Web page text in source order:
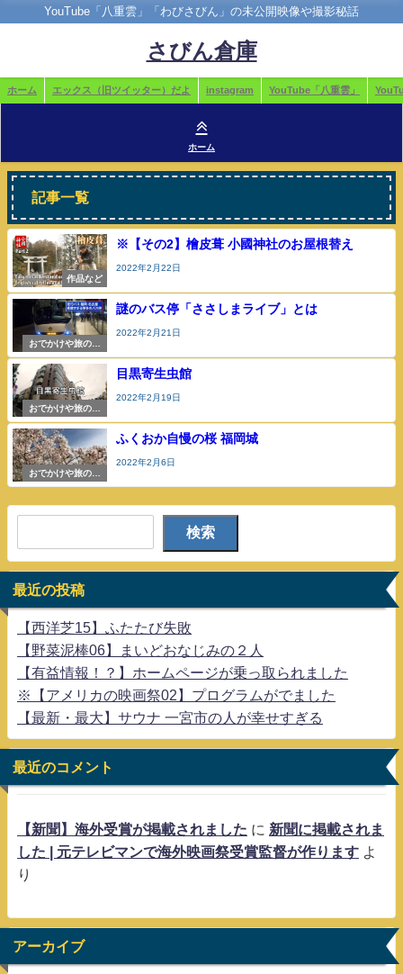
YouTube「八重雲」「わびさびん」の未公開映像や撮影秘話
さびん倉庫
ホーム エックス（旧ツイッター）だよ instagram YouTube「八重雲」
ホーム
記事一覧
作品など
※【その2】檜皮葺 小國神社のお屋根替え
2022年2月22日
おでかけや旅の参
考
謎のバス停「ささしまライブ」とは
2022年2月21日
おでかけや旅の参
考
目黒寄生虫館
2022年2月19日
おでかけや旅の参
考
ふくおか自慢の桜 福岡城
2022年2月6日
検索
最近の投稿
【西洋芝15】ふたたび失敗
【野菜泥棒06】まいどおなじみの２人
【有益情報！？】ホームページが乗っ取られました
※【アメリカの映画祭02】プログラムがでました
【最新・最大】サウナ 一宮市の人が幸せすぎる
最近のコメント
【新聞】海外受賞が掲載されました に 新聞に掲載されま
した | 元テレビマンで海外映画祭受賞監督が作ります よ
り
アーカイブ